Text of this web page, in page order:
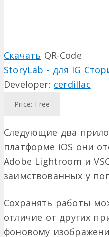
Скачать QR-Code
StoryLab - для IG
Developer: cerdillac
Price: Free
Следующие два
платформе iOS они
Adobe Lightroom и
заимствованных у
Сохранять работы
отличие от других
фоновому